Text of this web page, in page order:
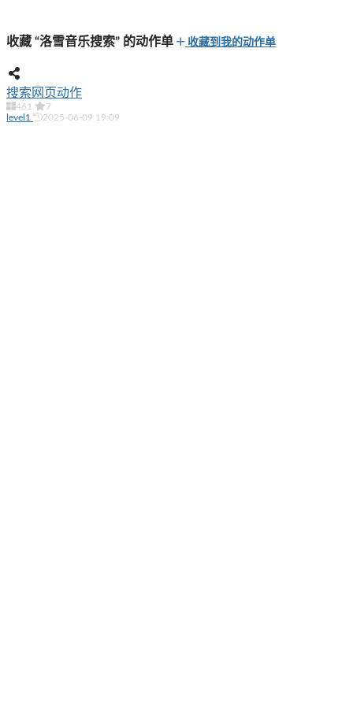
收藏 “洛雪音乐搜索” 的动作单 收藏到我的动作单
搜索网页动作
461
7
level1
2025-06-09 19:09